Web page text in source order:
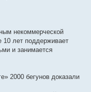
некоммерческой
10 лет поддерживает
и занимается
2000 бегунов доказали